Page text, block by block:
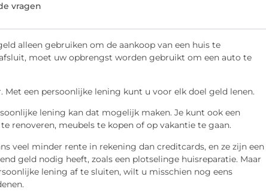
vragen
alleen gebruiken om de aankoop van een huis te
moet uw opbrengst worden gebruikt om een auto te
Met een persoonlijke lening kunt u voor elk doel geld lenen.
lening kan dat mogelijk maken. Je kunt ook een
renoveren, meubels te kopen of op vakantie te gaan.
veel minder rente in rekening dan creditcards, en ze zijn een
geld nodig heeft, zoals een plotselinge huisreparatie. Maar
lening af te sluiten, wilt u misschien nog eens